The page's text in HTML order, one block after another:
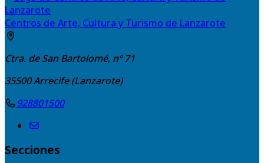
Centros de Arte, Cultura y Turismo de Lanzarote
Ctra. de San Bartolomé, nº 71
35500Arrecife (Lanzarote)
928801500
Secciones